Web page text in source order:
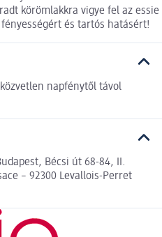
körömlakkra vigye fel az essie
és tartós hatásért!
napfénytől távol
Bécsi út 68-84, II.
– 92300 Levallois-Perret